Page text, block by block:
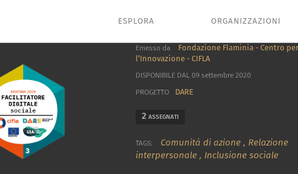
ESPLORA ORGANIZZAZIONI
Emesso da
Fondazione Flaminia - Centro per
l’Innovazione - CIFLA
DISPONIBILE DAL 09 settembre 2020
PROGETTO
DARE
2 ASSEGNATI
TAGS: Comunità di azione , Relazione
interpersonale , Inclusione sociale